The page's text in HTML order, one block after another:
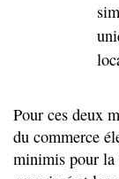
Pour ces deux
du commerce
minimis pour la